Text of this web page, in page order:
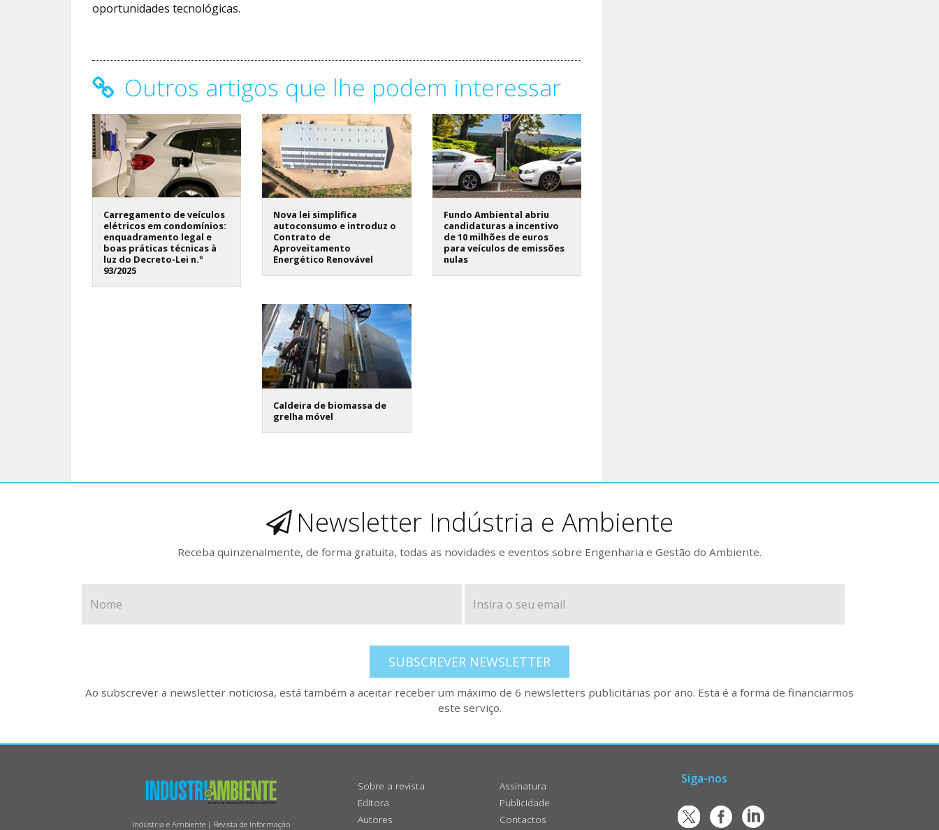
oportunidades tecnológicas.
Outros artigos que lhe podem interessar
Carregamento de veículos
elétricos em condomínios:
enquadramento legal e
boas práticas técnicas à
luz do Decreto-Lei n.º
93/2025
Nova lei simplifica
autoconsumo e introduz o
Contrato de
Aproveitamento
Energético Renovável
Fundo Ambiental abriu
candidaturas a incentivo
de 10 milhões de euros
para veículos de emissões
nulas
Caldeira de biomassa de
grelha móvel
Newsletter Indústria e Ambiente
Receba quinzenalmente, de forma gratuita, todas as novidades e eventos sobre Engenharia e Gestão do Ambiente.
SUBSCREVER NEWSLETTER
Ao subscrever a newsletter noticiosa, está também a aceitar receber um máximo de 6 newsletters publicitárias por ano. Esta é a forma de financiarmos
este serviço.
Indústria e Ambiente | Revista de Informação
Sobre a revista
Editora
Autores
Assinatura
Publicidade
Contactos
Siga-nos